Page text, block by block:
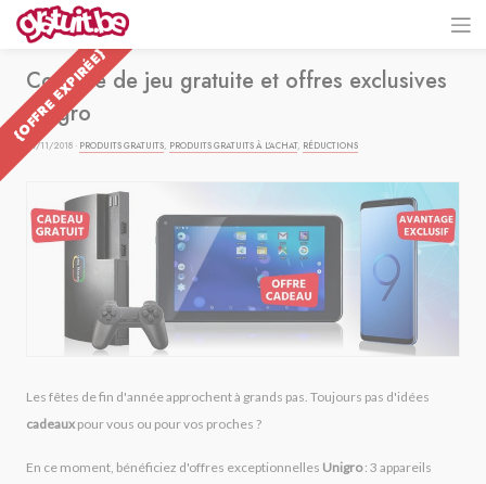
{OFFRE EXPIRÉE}
Console de jeu gratuite et offres exclusives
Unigro
27/11/2018 · PRODUITS GRATUITS, PRODUITS GRATUITS À L'ACHAT, RÉDUCTIONS
Les fêtes de fin d'année approchent à grands pas. Toujours pas d'idées
cadeaux pour vous ou pour vos proches ?
En ce moment, bénéficiez d'offres exceptionnelles Unigro: 3 appareils